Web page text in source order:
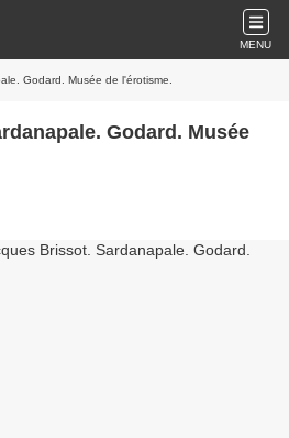
MENU
Godard. Musée de l'érotisme.
Godard. Musée